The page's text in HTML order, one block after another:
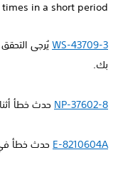
in a short period.
WS-43709-3 يُرجى
بك.
NP-37602-8 حدث خطأ
E-8210604A حدث خطأ